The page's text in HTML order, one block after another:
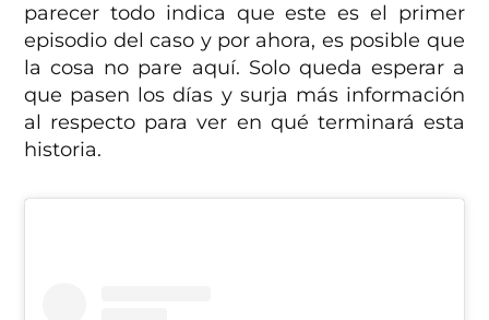
parecer todo indica que este es el primer
episodio del caso y por ahora, es posible que
la cosa no pare aquí. Solo queda esperar a
que pasen los días y surja más información
al respecto para ver en qué terminará esta
historia.